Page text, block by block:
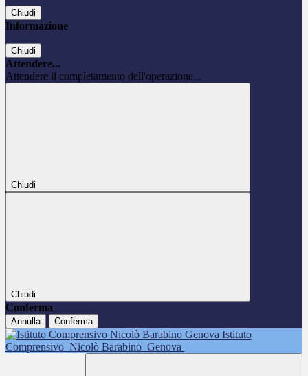
Chiudi
Informazione
Chiudi
Attendere...
Attendere il completamento dell'operazione...
Chiudi
Chiudi
Conferma
Annulla Conferma
Istituto
Comprensivo Nicolò Barabino Genova